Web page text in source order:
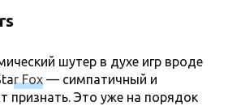
шутер в духе игр вроде
r Fox — симпатичный и
признать. Это уже на порядок